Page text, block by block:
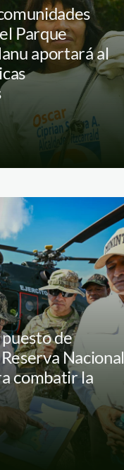
Parque
aportará al
de
Nacional
combatir la